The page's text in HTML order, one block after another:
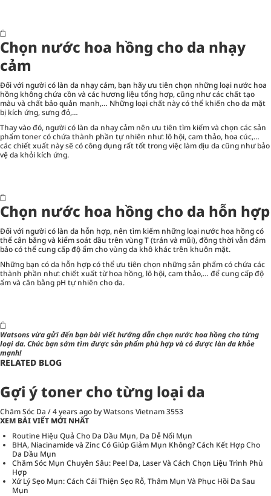
Chọn nước hoa hồng cho da nhạy
cảm
Đối với người có làn da nhạy cảm, bạn hãy ưu tiên chọn những loại nước hoa
hồng không chứa cồn và các hương liệu tổng hợp, cũng như các chất tạo
màu và chất bảo quản mạnh,… Những loại chất này có thể khiến cho da mặt
bị kích ứng, sưng đỏ,…
Thay vào đó, người có làn da nhạy cảm nên ưu tiên tìm kiếm và chọn các sản
phẩm toner có chứa thành phần tự nhiên như: lô hội, cam thảo, hoa cúc,…
các chiết xuất này sẽ có công dụng rất tốt trong việc làm dịu da cũng như bảo
vệ da khỏi kích ứng.
Chọn nước hoa hồng cho da hỗn hợp
Đối với người có làn da hỗn hợp, nên tìm kiếm những loại nước hoa hồng có
thể cân bằng và kiểm soát dầu trên vùng T (trán và mũi), đồng thời vẫn đảm
bảo có thể cung cấp độ ẩm cho vùng da khô khác trên khuôn mặt.
Những bạn có da hỗn hợp có thể ưu tiên chọn những sản phẩm có chứa các
thành phần như: chiết xuất từ hoa hồng, lô hội, cam thảo,… để cung cấp độ
ẩm và cân bằng pH tự nhiên cho da.
Watsonsvừa gửi đến bạn bài viết hướng dẫnchọn nước hoa hồng cho từng
loại da. Chúc bạn sớm tìm được sản phẩm phù hợp và có được làn da khỏe
mạnh!
RELATED BLOG
Gợi ý toner cho từng loại da
Chăm Sóc Da /4 years ago by Watsons Vietnam3553
XEM BÀI VIẾT MỚI NHẤT
Routine Hiệu Quả Cho Da Dầu Mụn, Da Dễ Nổi Mụn
BHA, Niacinamide và Zinc Có Giúp Giảm Mụn Không? Cách Kết Hợp Cho
Da Dầu Mụn
Chăm Sóc Mụn Chuyên Sâu: Peel Da, Laser Và Cách Chọn Liệu Trình Phù
Hợp
Xử Lý Sẹo Mụn: Cách Cải Thiện Sẹo Rỗ, Thâm Mụn Và Phục Hồi Da Sau
Mụn